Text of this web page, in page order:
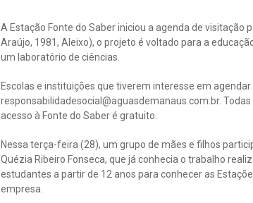
A Estação Fonte do Saber iniciou a agenda de visitação
Araújo, 1981, Aleixo), o projeto é voltado para a
um laboratório de ciências.
Escolas e instituições que tiverem interesse em
responsabilidadesocial@aguasdemanaus.com.br.
acesso à Fonte do Saber é gratuito.
Nessa terça-feira (28), um grupo de mães e filhos
Quézia Ribeiro Fonseca, que já conhecia o trabalho
estudantes a partir de 12 anos para conhecer as
empresa.